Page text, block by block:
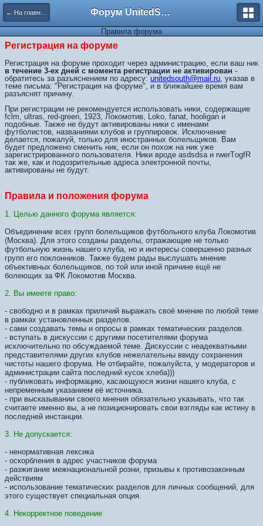
← На главную Форум UnitedSouth
Правила форума
Регистрация на форуме
Регистрация на форуме проходит через администрацию, если ваш ник
в течение 3-ех дней с момента регистрации не активирован -
обратитесь за разъяснением по адресу: unitedsouth@mail.ru, указав в
теме письма: "Регистрация на форуме", и в ближайшее время вам
разъяснят причину.
При регистрации не рекомендуется использовать ники, содержащие
fclm, ultras, red-green, 1923, Локомотив, Loko, fanat, hooligan и
подобные. Также не будут активированы ники с именами
футболистов, названиями клубов и группировок. Исключение
делается, пожалуй, только для иностранных болельщиков. Вам
будет предложено сменить ник, если он похож на ник уже
зарегистрированного пользователя. Ники вроде asdsdsa и rwerTоgfR
так же, как и подозрительные адреса электронной почты,
активированы не будут.
Правила и положения форума
1. Целью данного форума является:
Объединение всех групп болельщиков футбольного клуба Локомотив
(Москва). Для этого созданы разделы, отражающие не только
футбольную жизнь нашего клуба, но и интересы совершенно разных
групп его поклонников. Также будем рады выслушать мнение
объективных болельщиков, по той или иной причине ещё не
болеющих за ФК Локомотив Москва.
2. Вы имеете право:
- свободно и в рамках приличий выражать своё мнение по любой теме
в рамках установленных разделов.
- сами создавать темы и опросы в рамках тематических разделов.
- вступать в дискуссии с другими посетителями форума
исключительно по обсуждаемой теме. Дискуссии с неадекватными
представителями других клубов нежелательны ввиду сохранения
чистоты нашего форума. Не отбирайте, пожалуйста, у модераторов и
администрации сайта последний кусок хлеба)))
- публиковать информацию, касающуюся жизни нашего клуба, с
непременным указанием её источника.
- при высказывании своего мнения обязательно указывать, что так
считаете именно вы, а не позиционировать свои взгляды как истину в
последней инстанции.
3. Не допускается:
- ненормативная лексика
- оскорбления в адрес участников форума
- разжигание межнациональной розни, призывы к противозаконным
действиям
- использование тематических разделов для личных сообщений, для
этого существует специальная опция.
4. Некорректное поведение